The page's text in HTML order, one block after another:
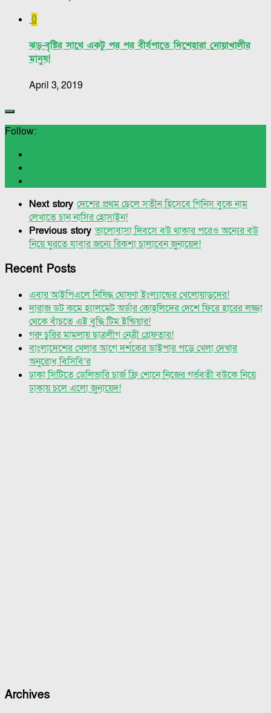
0
ঝড়-বৃষ্টির সাথে একটু পর পর বীর্যপাতে দিশেহারা নোয়াখালীর
মানুষ!
April 3, 2019
Follow:
Next story দেশের প্রথম ছেলে সতীন হিসেবে গিনিস বুকে নাম
লেখাতে চান নাসির হোসাইন!
Previous storyভালোবাসা দিবসে বউ থাকার পরেও অন্যের বউ
নিয়ে ঘুরতে যাবার জন্যে রিকশা চালাবেন জুনায়েদ!
Recent Posts
এবার আইপিএলে নিষিদ্ধ ঘোষণা ইংল্যান্ডের খেলোয়াড়দের!
দারাজ ডট কমে হ্যালমেট অর্ডার কোহলিদের দেশে ফিরে হারের লজ্জা
থেকে বাঁচতে এই বুদ্ধি টিম ইন্ডিয়ার!
গরু চুরির মামলায় ছাত্রলীগ নেত্রী গ্রেফতার!
বাংলাদেশের খেলার আগে দর্শকের ডাইপার পড়ে খেলা দেখার
অনুরোধ বিসিবি’র
ঢাকা সিটিতে ডেলিভারি চার্জ ফ্রি শোনে নিজের গর্ভবতী বউকে নিয়ে
ঢাকায় চলে এলো জুনায়েদ!
Archives